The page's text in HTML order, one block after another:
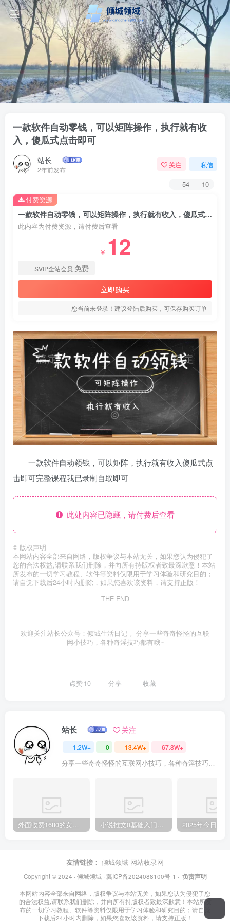
一款软件自动零钱，可以矩阵操作，执行就有收
入，傻瓜式点击即可
站长
2年前发布
关注 私信
54 10
一款软件自动零钱，可以矩阵操作，执行就有收入，傻瓜式点击即可
此内容为付费资源，请付费后查看
￥ 12
SVIP全站会员 免费
立即购买
您当前未登录！建议登陆后购买，可保存购买订单
付费资源
一款软件自动领钱，可以矩阵，执行就有收入傻瓜式点
击即可完整课程我已录制自取即可
此处内容已隐藏，请付费后查看
© 版权声明
本网站内容全部来自网络，版权争议与本站无关，如果您认为侵犯了
您的合法权益,请联系我们删除，并向所有持版权者致最深歉意！本站
所发布的一切学习教程、软件等资料仅限用于学习体验和研究目的；
请自觉下载后24小时内删除，如果您喜欢该资料，请支持正版！
THE END
欢迎关注站长公众号：倾城生活日记 。分享一些奇奇怪怪的互联
网小技巧，各种奇淫技巧都有哦~
点赞10 分享 收藏
站长 关注
1.2W+ 0 13.4W+ 67.8W+
分享一些奇奇怪怪的互联网小技巧，各种奇淫技巧都在本站。
外面收费1680的女粉项目变现，单人单日收益可达1.7k，全自动成交无需维护 小说推文0基础入门教程，0粉就可做，快速上手
友情链接： 倾城领域 网站收录网
Copyright © 2024 · 倾城领域 · 冀ICP备2024088100号-1 · 负责声明
本网站内容全部来自网络，版权争议与本站无关，如果您认为侵犯了您
的合法权益,请联系我们删除，并向所有持版权者致最深歉意！本站所发
布的一切学习教程、软件等资料仅限用于学习体验和研究目的；请自觉
下载后24小时内删除，如果您喜欢该资料，请支持正版！